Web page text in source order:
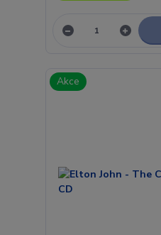
Akce